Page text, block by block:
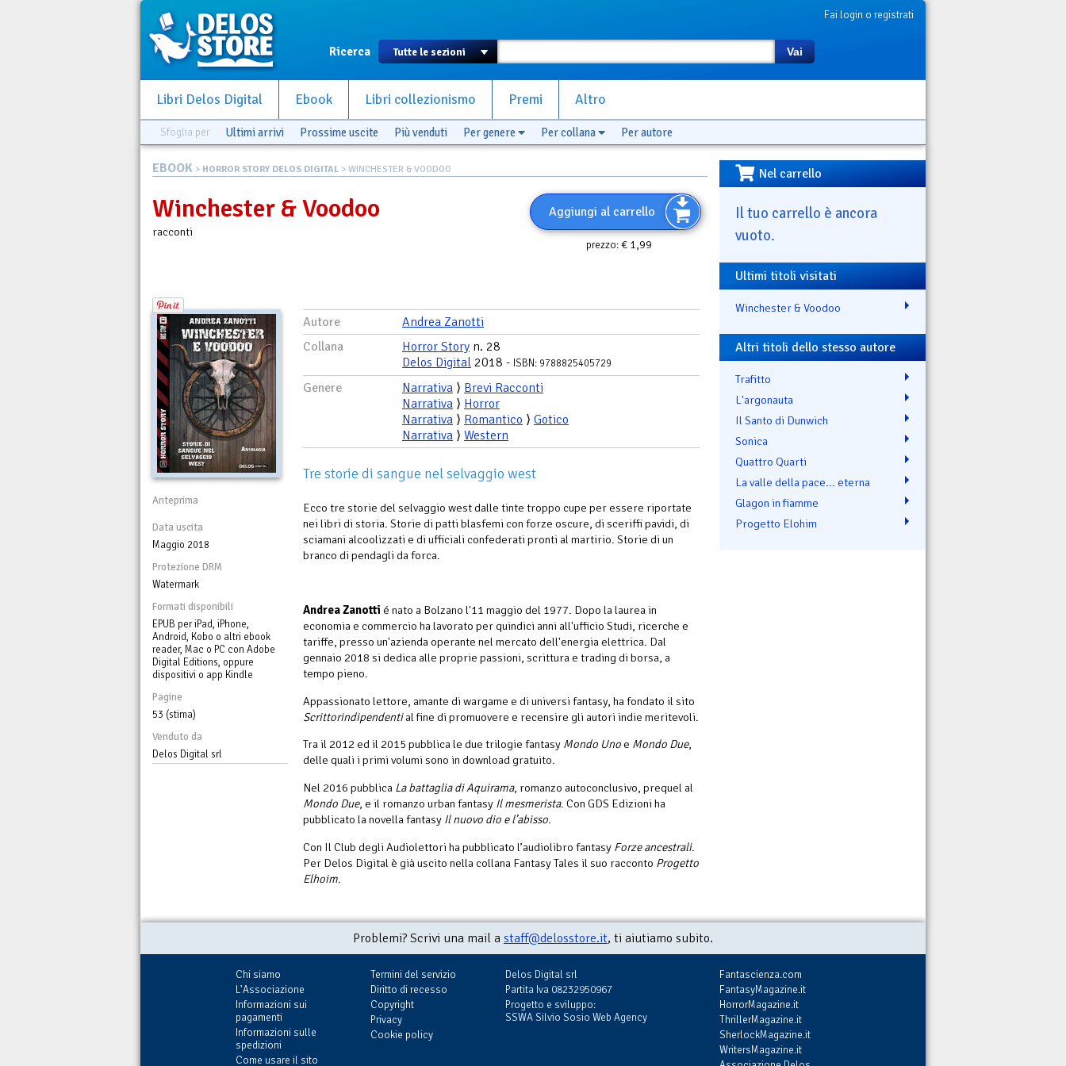
Fai login o registrati
Ricerca Vai
Libri Delos Digital Ebook Libri collezionismo Premi Altro
Sfoglia per Ultimi arrivi Prossime uscite Più venduti Per genere Per collana Per autore
EBOOK > HORROR STORY DELOS DIGITAL > WINCHESTER & VOODOO
Aggiungi al carrello
prezzo:€ 1,99
Winchester & Voodoo
racconti
Anteprima
Data uscita
Maggio 2018
Protezione DRM
Watermark
Formati disponibili
EPUB per iPad, iPhone,
Android, Kobo o altri ebook
reader, Mac o PC con Adobe
Digital Editions, oppure
dispositivi o app Kindle
Pagine
53 (stima)
Venduto da
Delos Digital srl
Autore
Andrea Zanotti
Collana
Horror Story n. 28
Delos Digital 2018 - ISBN: 9788825405729
Genere Narrativa ⟩ Brevi Racconti
Narrativa ⟩ Horror
Narrativa ⟩ Romantico ⟩ Gotico
Narrativa ⟩ Western
Tre storie di sangue nel selvaggio west
Ecco tre storie del selvaggio west dalle tinte troppo cupe per essere riportate
nei libri di storia. Storie di patti blasfemi con forze oscure, di sceriffi pavidi, di
sciamani alcoolizzati e di ufficiali confederati pronti al martirio. Storie di un
branco di pendagli da forca.
Andrea Zanotti é nato a Bolzano l'11 maggio del 1977. Dopo la laurea in
economia e commercio ha lavorato per quindici anni all'ufficio Studi, ricerche e
tariffe, presso un'azienda operante nel mercato dell'energia elettrica. Dal
gennaio 2018 si dedica alle proprie passioni, scrittura e trading di borsa, a
tempo pieno.
Appassionato lettore, amante di wargame e di universi fantasy, ha fondato il sito
Scrittorindipendential fine di promuovere e recensire gli autori indie meritevoli.
Tra il 2012 ed il 2015 pubblica le due trilogie fantasy Mondo Unoe Mondo Due,
delle quali i primi volumi sono in download gratuito.
Nel 2016 pubblica La battaglia di Aquirama, romanzo autoconclusivo, prequel al
Mondo Due, e il romanzo urban fantasy Il mesmerista. Con GDS Edizioni ha
pubblicato la novella fantasy Il nuovo dio e l’abisso.
Con Il Club degli Audiolettori ha pubblicato l’audiolibro fantasy Forze ancestrali.
Per Delos Digital è già uscito nella collana Fantasy Tales il suo racconto Progetto
Elhoim.
Nel carrello
Il tuo carrello è ancora
vuoto.
Ultimi titoli visitati
Winchester & Voodoo
Altri titoli dello stesso autore
Trafitto
L'argonauta
Il Santo di Dunwich
Sonica
Quattro Quarti
La valle della pace... eterna
Glagon in fiamme
Progetto Elohim
Problemi? Scrivi una mail a staff@delosstore.it, ti aiutiamo subito.
Chi siamo
L'Associazione
Informazioni sui
pagamenti
Informazioni sulle
spedizioni
Come usare il sito
Termini del servizio
Diritto di recesso
Copyright
Privacy
Cookie policy
Delos Digital srl
Partita Iva 08232950967
Progetto e sviluppo:
SSWA Silvio Sosio Web Agency
Fantascienza.com
FantasyMagazine.it
HorrorMagazine.it
ThrillerMagazine.it
SherlockMagazine.it
WritersMagazine.it